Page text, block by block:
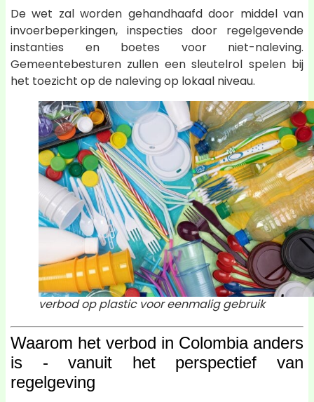
De wet zal worden gehandhaafd door middel van
invoerbeperkingen, inspecties door regelgevende
instanties en boetes voor niet-naleving.
Gemeentebesturen zullen een sleutelrol spelen bij
het toezicht op de naleving op lokaal niveau.
verbod op plastic voor eenmalig gebruik
Waarom het verbod in Colombia anders
is - vanuit het perspectief van
regelgeving